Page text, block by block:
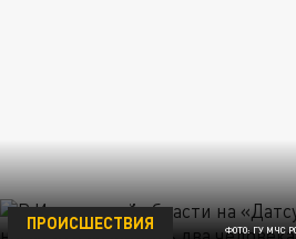
ФОТО: ГУ МЧС
ПРОИСШЕСТВИЯ